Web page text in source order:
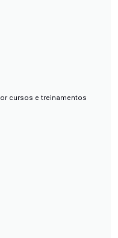
cursos e treinamentos